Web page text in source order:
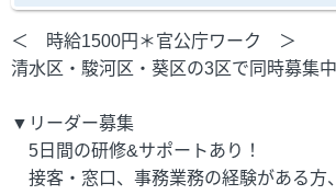
＜ 時給1500円＊官公庁ワーク ＞
清水区・駿河区・葵区の3区で同時募集
▼リーダー募集
5日間の研修&サポートあり！
接客・窓口、事務業務の経験がある方、